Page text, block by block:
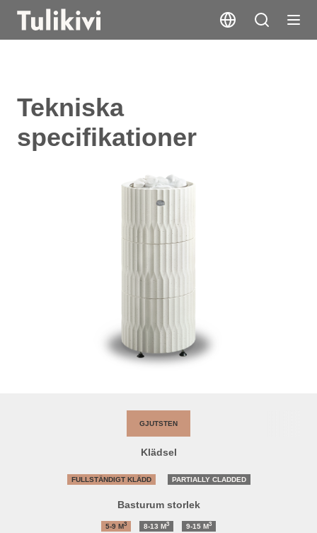
Tekniska
specifikationer
GJUTSTEN
Klädsel
FULLSTÄNDIGT KLÄDD PARTIALLY CLADDED
Basturum storlek
5-9 M3 8-13 M3 9-15 M3